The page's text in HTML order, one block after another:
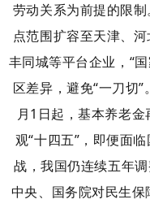
劳动关系为前提的限制
点范围扩容至天津、
丰同城等平台企业，“
区差异，避免“一刀切”
月1日起，基本养老
观“十四五”，即便面
战，我国仍连续五年
中央、国务院对民生